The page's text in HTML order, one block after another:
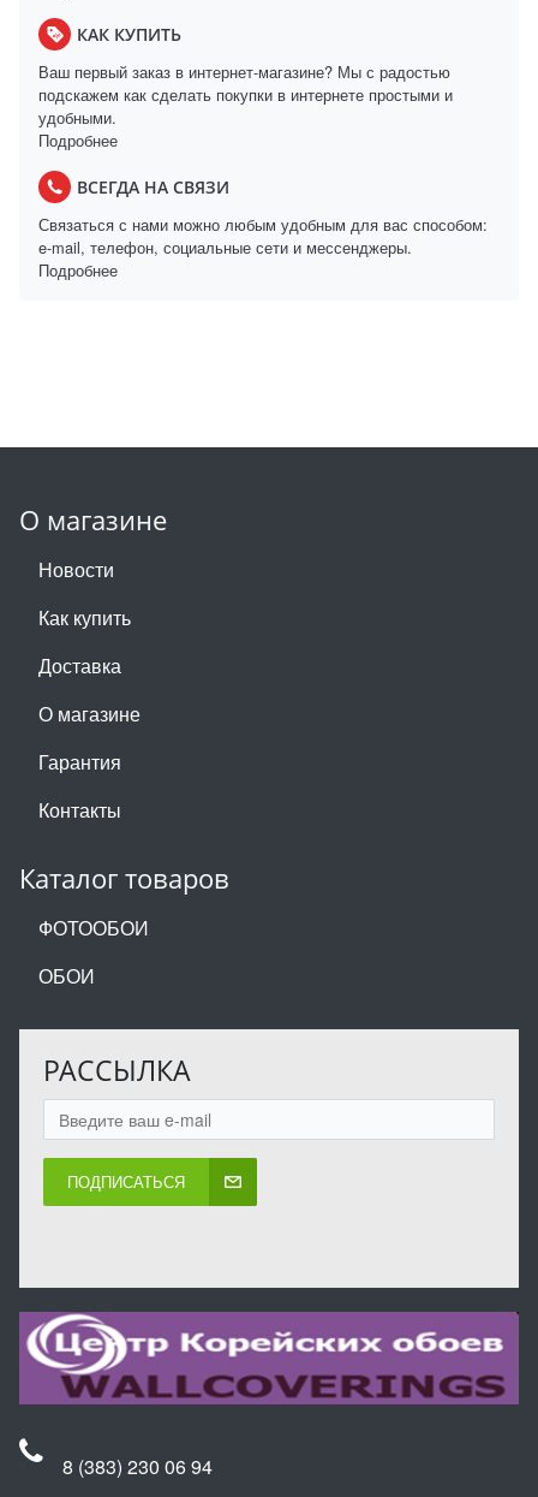
КАК КУПИТЬ
Ваш первый заказ в интернет-магазине? Мы с радостью
подскажем как сделать покупки в интернете простыми и
удобными.
Подробнее
ВСЕГДА НА СВЯЗИ
Связаться с нами можно любым удобным для вас способом:
e-mail, телефон, социальные сети и мессенджеры.
Подробнее
О магазине
Новости
Как купить
Доставка
О магазине
Гарантия
Контакты
Каталог товаров
ФОТООБОИ
ОБОИ
РАССЫЛКА
ПОДПИСАТЬСЯ
8 (383) 230 06 94